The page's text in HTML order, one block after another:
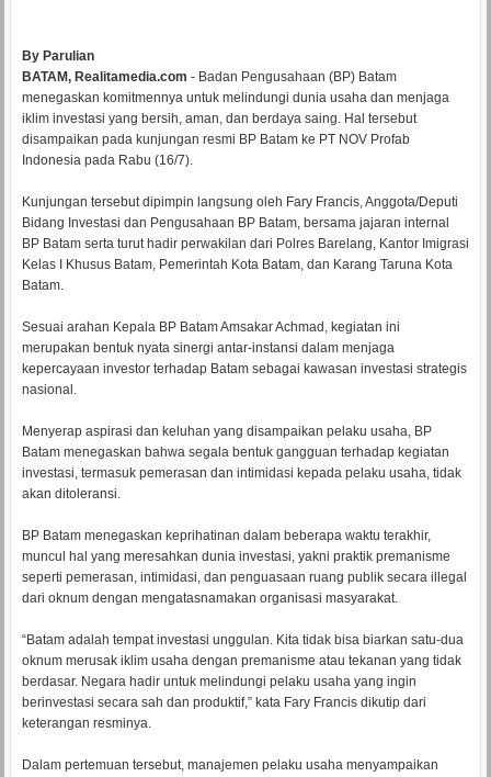
By Parulian
BATAM, Realitamedia.com - Badan Pengusahaan (BP) Batam
menegaskan komitmennya untuk melindungi dunia usaha dan menjaga
iklim investasi yang bersih, aman, dan berdaya saing. Hal tersebut
disampaikan pada kunjungan resmi BP Batam ke PT NOV Profab
Indonesia pada Rabu (16/7).
Kunjungan tersebut dipimpin langsung oleh Fary Francis, Anggota/Deputi
Bidang Investasi dan Pengusahaan BP Batam, bersama jajaran internal
BP Batam serta turut hadir perwakilan dari Polres Barelang, Kantor Imigrasi
Kelas I Khusus Batam, Pemerintah Kota Batam, dan Karang Taruna Kota
Batam.
Sesuai arahan Kepala BP Batam Amsakar Achmad, kegiatan ini
merupakan bentuk nyata sinergi antar-instansi dalam menjaga
kepercayaan investor terhadap Batam sebagai kawasan investasi strategis
nasional.
Menyerap aspirasi dan keluhan yang disampaikan pelaku usaha, BP
Batam menegaskan bahwa segala bentuk gangguan terhadap kegiatan
investasi, termasuk pemerasan dan intimidasi kepada pelaku usaha, tidak
akan ditoleransi.
BP Batam menegaskan keprihatinan dalam beberapa waktu terakhir,
muncul hal yang meresahkan dunia investasi, yakni praktik premanisme
seperti pemerasan, intimidasi, dan penguasaan ruang publik secara illegal
dari oknum dengan mengatasnamakan organisasi masyarakat.
“Batam adalah tempat investasi unggulan. Kita tidak bisa biarkan satu-dua
oknum merusak iklim usaha dengan premanisme atau tekanan yang tidak
berdasar. Negara hadir untuk melindungi pelaku usaha yang ingin
berinvestasi secara sah dan produktif,” kata Fary Francis dikutip dari
keterangan resminya.
Dalam pertemuan tersebut, manajemen pelaku usaha menyampaikan